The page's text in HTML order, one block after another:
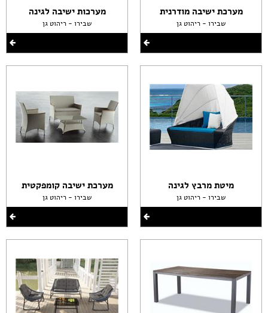
מערכת ישיבה מודרנית
שבירו - ריהוט גן
מיטת מרבץ לגינה
שבירו - ריהוט גן
מערכות ישיבה לגינה
שבירו - ריהוט גן
מערכת ישיבה קומפקטית
שבירו - ריהוט גן